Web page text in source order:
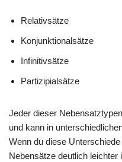
Relativsätze
Konjunktionalsätze
Infinitivsätze
Partizipialsätze
Jeder dieser
und kann in
Wenn du diese
Nebensätze deutlich leichter